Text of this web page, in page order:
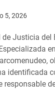
5, 2026
Justicia del
identificada
responsable